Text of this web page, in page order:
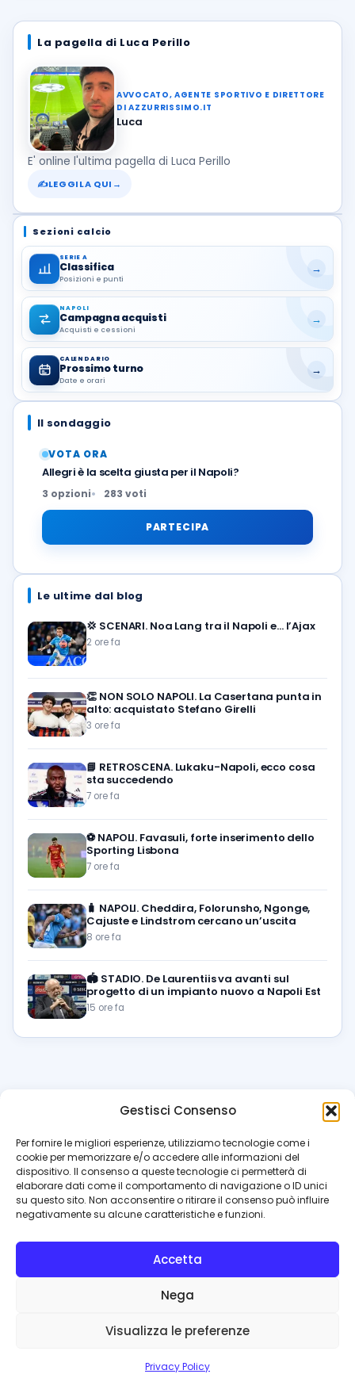
Gestisci Consenso
Per fornire le migliori esperienze, utilizziamo tecnologie come i
cookie per memorizzare e/o accedere alle informazioni del
dispositivo. Il consenso a queste tecnologie ci permetterà di
elaborare dati come il comportamento di navigazione o ID unici
su questo sito. Non acconsentire o ritirare il consenso può influire
negativamente su alcune caratteristiche e funzioni.
Accetta
Nega
Visualizza le preferenze
Privacy Policy
La pagella di Luca Perillo
AVVOCATO, AGENTE SPORTIVO E DIRETTORE
DI AZZURRISSIMO.IT
Luca
E' online l'ultima pagella di Luca Perillo
✍LEGGILA QUI →
Sezioni calcio
SERIE A
Classifica
Posizioni e punti
→
NAPOLI
Campagna acquisti
Acquisti e cessioni
→
CALENDARIO
Prossimo turno
Date e orari
→
Il sondaggio
VOTA ORA
Allegri è la scelta giusta per il Napoli?
3 opzioni 283 voti
PARTECIPA
Le ultime dal blog
💢 SCENARI. Noa Lang tra il Napoli e… l’Ajax
2 ore fa
👏 NON SOLO NAPOLI. La Casertana punta in
alto: acquistato Stefano Girelli
3 ore fa
📘 RETROSCENA. Lukaku-Napoli, ecco cosa
sta succedendo
7 ore fa
⚽️ NAPOLI. Favasuli, forte inserimento dello
Sporting Lisbona
7 ore fa
🧳 NAPOLI. Cheddira, Folorunsho, Ngonge,
Cajuste e Lindstrom cercano un’uscita
8 ore fa
🏟️ STADIO. De Laurentiis va avanti sul
progetto di un impianto nuovo a Napoli Est
15 ore fa
azzurrissimo.it
Il blog di riferimento per i tifosi del Napoli. News, interviste,
pagelle e calciomercato. Testata giornalistica registrata
al Tribunale di Napoli (n. 48 dell’08/10/2012). Direttore Luca
Perillo
INFO
Contattaci